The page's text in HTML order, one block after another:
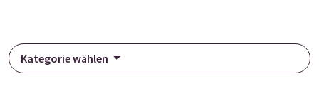
Kategorie wählen